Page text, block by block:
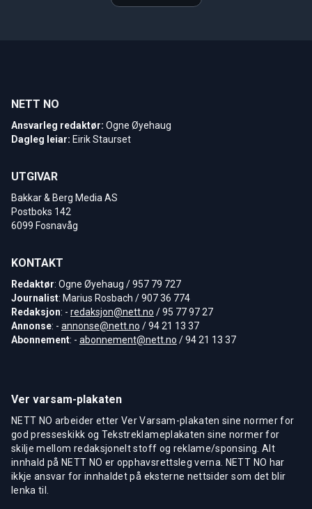
NETT NO
Ansvarleg redaktør: Ogne Øyehaug
Dagleg leiar: Eirik Staurset
UTGIVAR
Bakkar & Berg Media AS
Postboks 142
6099 Fosnavåg
KONTAKT
Redaktør: Ogne Øyehaug / 957 79 727
Journalist: Marius Rosbach / 907 36 774
Redaksjon: - redaksjon@nett.no / 95 77 97 27
Annonse: - annonse@nett.no / 94 21 13 37
Abonnement: - abonnement@nett.no / 94 21 13 37
Ver varsam-plakaten
NETT NO arbeider etter Ver Varsam-plakaten sine normer for
god presseskikk og Tekstreklameplakaten sine normer for
skilje mellom redaksjonelt stoff og reklame/sponsing. Alt
innhald på NETT NO er opphavsrettsleg verna. NETT NO har
ikkje ansvar for innhaldet på eksterne nettsider som det blir
lenka til.